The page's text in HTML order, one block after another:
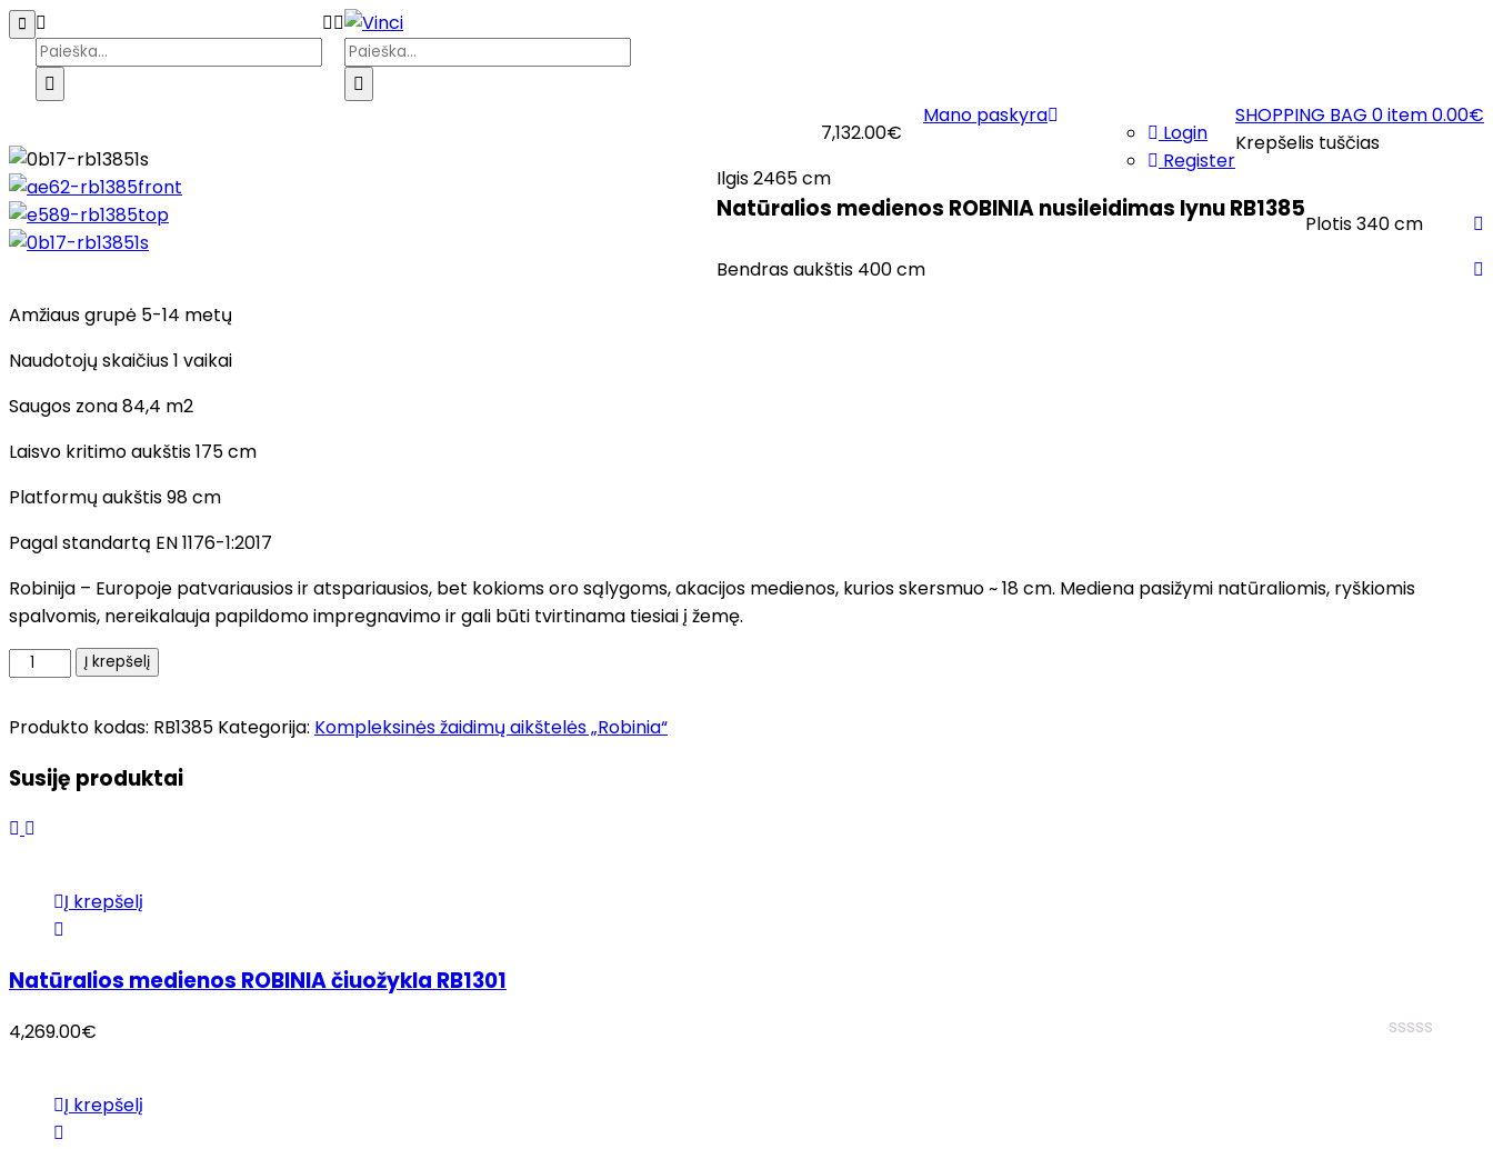
SHOPPING BAG 0 item0.00€
Krepšelis tuščias
Mano paskyra
Login
Register
Natūralios medienos ROBINIA nusileidimas lynu RB1385
7,132.00€
Ilgis 2465 cm
Plotis 340 cm
Bendras aukštis 400 cm
Amžiaus grupė 5-14 metų
Naudotojų skaičius 1 vaikai
Saugos zona 84,4 m2
Laisvo kritimo aukštis 175 cm
Platformų aukštis 98 cm
Pagal standartą EN 1176-1:2017
Robinija – Europoje patvariausios ir atspariausios, bet kokioms oro sąlygoms, akacijos medienos, kurios skersmuo ~ 18 cm. Mediena pasižymi natūraliomis, ryškiomis
spalvomis, nereikalauja papildomo impregnavimo ir gali būti tvirtinama tiesiai į žemę.
produkto
Natūralios
ROBINIA
nusileidimas
lynu
Į krepšelį
Produkto kodas: RB1385 Kategorija: Kompleksinės žaidimų aikštelės „Robinia“
Susiję produktai
Į krepšelį
Natūralios medienos ROBINIA čiuožykla RB1301
4,269.00€
Į krepšelį